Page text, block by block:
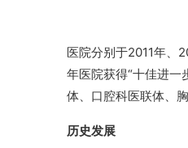
医院分别于2011年、
年医院获得“十佳进
体、口腔科医联体、
历史发展